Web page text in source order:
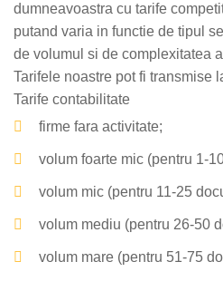
dumneavoastra cu tarife
putand varia in functie de tipul
de volumul si de complexitatea
Tarifele noastre pot fi transmise
Tarife contabilitate
firme fara activitate;
volum foarte mic (pentru 1-
volum mic (pentru 11-25
volum mediu (pentru 26-50
volum mare (pentru 51-75